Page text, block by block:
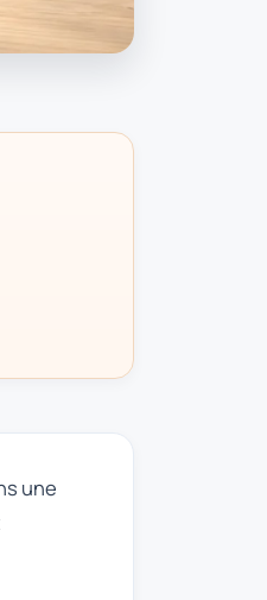
une